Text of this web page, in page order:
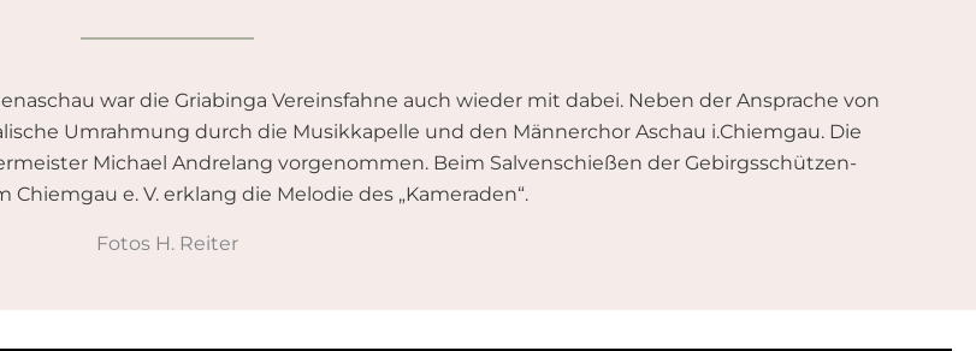
war die Griabinga Vereinsfahne auch wieder mit dabei. Neben der Ansprache von
Umrahmung durch die Musikkapelle und den Männerchor Aschau i.Chiemgau. Die
Michael Andrelang vorgenommen. Beim Salvenschießen der Gebirgsschützen-
Chiemgau e. V. erklang die Melodie des „Kameraden“.
Fotos H. Reiter